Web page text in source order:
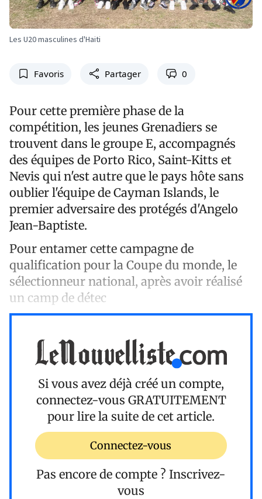
Les U20 masculines d'Haiti
Favoris Partager 0
Pour cette première phase de la
compétition, les jeunes Grenadiers se
trouvent dans le groupe E, accompagnés
des équipes de Porto Rico, Saint-Kitts et
Nevis qui n'est autre que le pays hôte sans
oublier l'équipe de Cayman Islands, le
premier adversaire des protégés d'Angelo
Jean-Baptiste.
Pour entamer cette campagne de
qualification pour la Coupe du monde, le
sélectionneur national, après avoir réalisé
un camp de détec
Si vous avez déjà créé un compte,
connectez-vous GRATUITEMENT
pour lire la suite de cet article.
Connectez-vous
Pas encore de compte ? Inscrivez-
vous